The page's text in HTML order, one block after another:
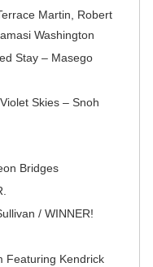
Martin, Robert
Washington
Stay – Masego
Skies – Snoh
Bridges
/ WINNER!
Featuring Kendrick